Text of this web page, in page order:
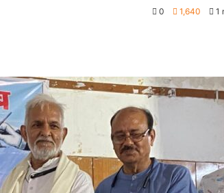
0 1,640 1
ने
में
जायेगा
श्री बदरीनाथ- केदारनाथ